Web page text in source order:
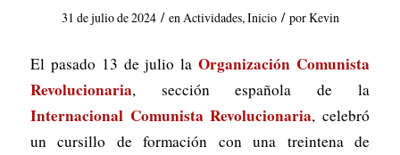
31 de julio de 2024 / enActividades,Inicio / porKevin
El pasado 13 de julio laOrganización Comunista
Revolucionaria, sección española de la
Internacional Comunista Revolucionaria, celebró
un cursillo de formación con una treintena de